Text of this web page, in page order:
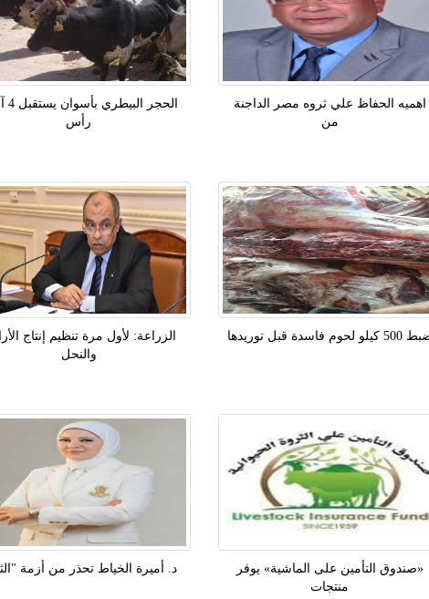
رأس
اهميه الحفاظ علي ثروه مصر الداجنة
من
الزراعة: لأول مرة تنظيم إنتاج
والنحل
كيلو لحوم فاسدة قبل توريدها
د. أميرة الخياط تحذر من أزمة
«صندوق التأمين على الماشية» يوفر
منتجات